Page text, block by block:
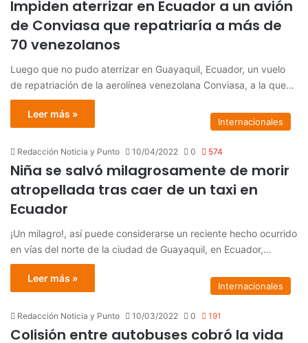
Impiden aterrizar en Ecuador a un avión
de Conviasa que repatriaría a más de
70 venezolanos
Luego que no pudo aterrizar en Guayaquil, Ecuador, un vuelo
de repatriación de la aerolínea venezolana Conviasa, a la que…
Leer más »
Internacionales
Redacción Noticia y Punto 10/04/2022 0 574
Niña se salvó milagrosamente de morir
atropellada tras caer de un taxi en
Ecuador
¡Un milagro!, así puede considerarse un reciente hecho ocurrido
en vías del norte de la ciudad de Guayaquil, en Ecuador,…
Leer más »
Internacionales
Redacción Noticia y Punto 10/03/2022 0 191
Colisión entre autobuses cobró la vida